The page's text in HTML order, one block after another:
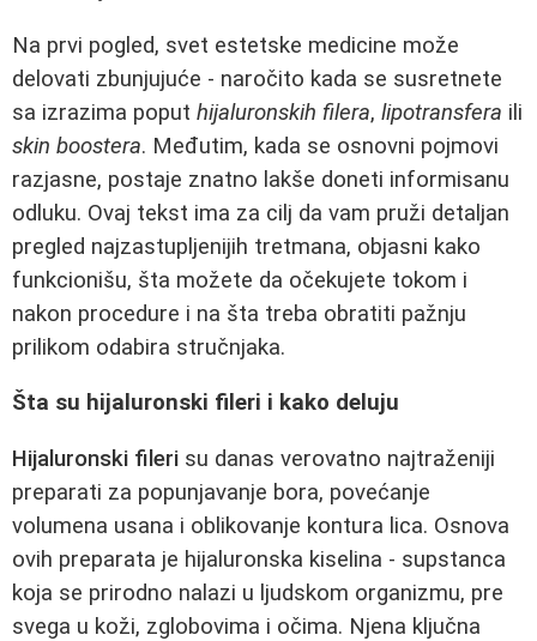
Na prvi pogled, svet estetske medicine može
delovati zbunjujuće - naročito kada se susretnete
sa izrazima poput hijaluronskih filera, lipotransfera ili
skin boostera. Međutim, kada se osnovni pojmovi
razjasne, postaje znatno lakše doneti informisanu
odluku. Ovaj tekst ima za cilj da vam pruži detaljan
pregled najzastupljenijih tretmana, objasni kako
funkcionišu, šta možete da očekujete tokom i
nakon procedure i na šta treba obratiti pažnju
prilikom odabira stručnjaka.
Šta su hijaluronski fileri i kako deluju
Hijaluronski fileri su danas verovatno najtraženiji
preparati za popunjavanje bora, povećanje
volumena usana i oblikovanje kontura lica. Osnova
ovih preparata je hijaluronska kiselina - supstanca
koja se prirodno nalazi u ljudskom organizmu, pre
svega u koži, zglobovima i očima. Njena ključna